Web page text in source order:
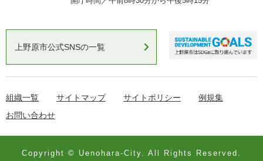
上野原市公式SNSの一覧
組織一覧 サイトマップ サイトポリシー
例規集
お問い合わせ
Copyright © Uenohara-City. All Rights Reserved.